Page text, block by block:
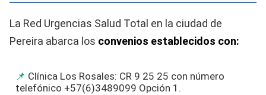
La Red Urgencias Salud Total en la ciudad de
Pereira abarca los convenios establecidos con:
Clínica Los Rosales: CR 9 25 25 con número
telefónico +57(6)3489099 Opción 1.